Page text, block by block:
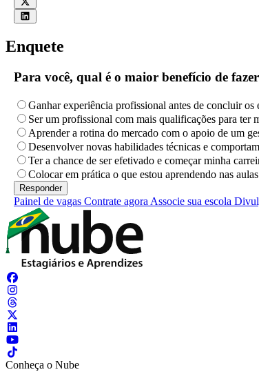
Enquete
Para você, qual é o maior benefício de
Ganhar experiência profissional antes de concluir os
Ser um profissional com mais qualificações para ter
Aprender a rotina do mercado com o apoio de um
Desenvolver novas habilidades técnicas e
Ter a chance de ser efetivado e começar minha
Colocar em prática o que estou aprendendo nas aulas
Painel de vagas Contrate agora Associe sua escola
Conheça o Nube